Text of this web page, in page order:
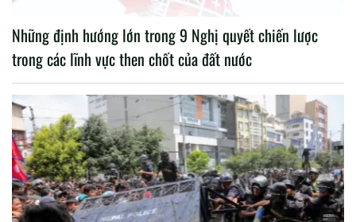
Những định hướng lớn trong 9 Nghị quyết chiến lược
trong các lĩnh vực then chốt của đất nước